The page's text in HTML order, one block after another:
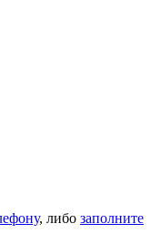
, либо заполните